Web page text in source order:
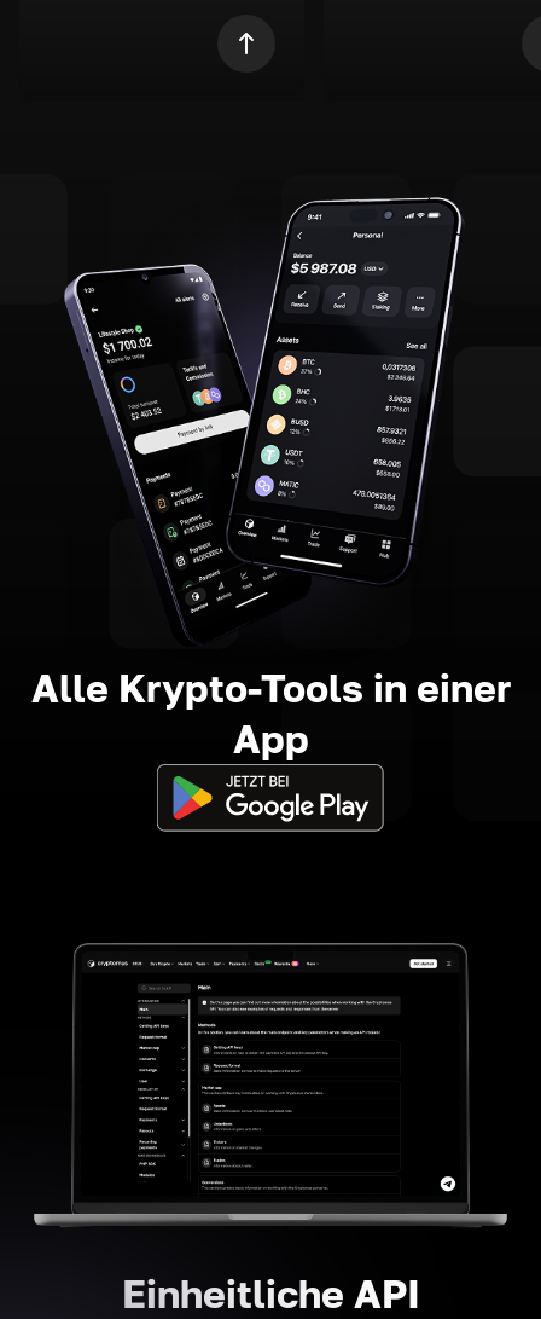
Alle Krypto-Tools in einer
App
Einheitliche API